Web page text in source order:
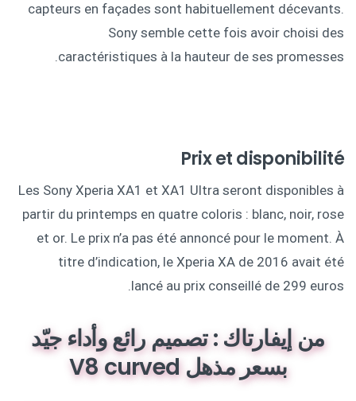
capteurs en façades sont habituellement décevants.
Sony semble cette fois avoir choisi des
caractéristiques à la hauteur de ses promesses.
Prix et disponibilité
Les Sony Xperia XA1 et XA1 Ultra seront disponibles à
partir du printemps en quatre coloris : blanc, noir, rose
et or. Le prix n’a pas été annoncé pour le moment. À
titre d’indication, le Xperia XA de 2016 avait été
lancé au prix conseillé de 299 euros.
من إيفارتاك : تصميم رائع وأداء جيّد
بسعر مذهل V8 curved